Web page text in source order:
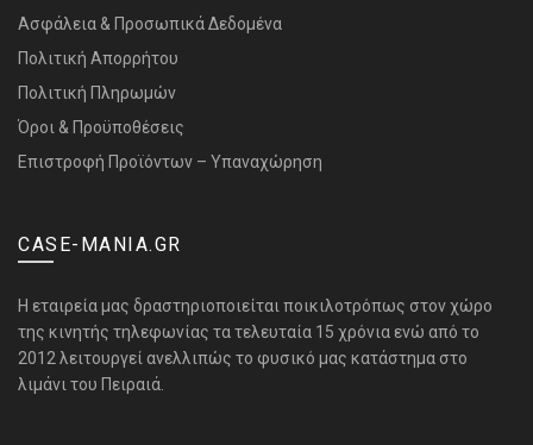
Ασφάλεια & Προσωπικά Δεδομένα
Πολιτική Απορρήτου
Πολιτική Πληρωμών
Όροι & Προϋποθέσεις
Επιστροφή Προϊόντων – Υπαναχώρηση
CASE-MANIA.GR
H εταιρεία μας δραστηριοποιείται ποικιλοτρόπως στον χώρο
της κινητής τηλεφωνίας τα τελευταία 15 χρόνια ενώ από το
2012 λειτουργεί ανελλιπώς το φυσικό μας κατάστημα στο
λιμάνι του Πειραιά.